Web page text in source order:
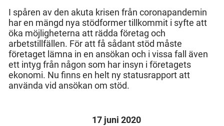
I spåren av den akuta krisen från coronapandemin
har en mängd nya stödformer tillkommit i syfte att
öka möjligheterna att rädda företag och
arbetstillfällen. För att få sådant stöd måste
företaget lämna in en ansökan och i vissa fall även
ett intyg från någon som har insyn i företagets
ekonomi. Nu finns en helt ny statusrapport att
använda vid ansökan om stöd.
17 juni 2020